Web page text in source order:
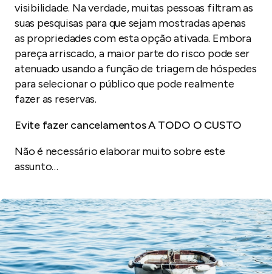
visibilidade. Na verdade, muitas pessoas filtram as
suas pesquisas para que sejam mostradas apenas
as propriedades com esta opção ativada. Embora
pareça arriscado, a maior parte do risco pode ser
atenuado usando a função de triagem de hóspedes
para selecionar o público que pode realmente
fazer as reservas.
Evite fazer cancelamentos A TODO O CUSTO
Não é necessário elaborar muito sobre este
assunto…